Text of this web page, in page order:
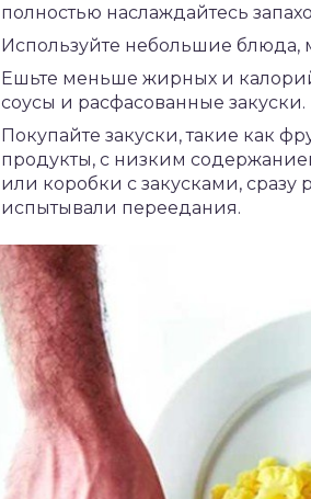
полностью наслаждайтесь
Используйте небольшие блюда,
Ешьте меньше жирных и
соусы и расфасованные закуски.
Покупайте закуски, такие как
продукты, с низким
или коробки с закусками,
испытывали переедания.